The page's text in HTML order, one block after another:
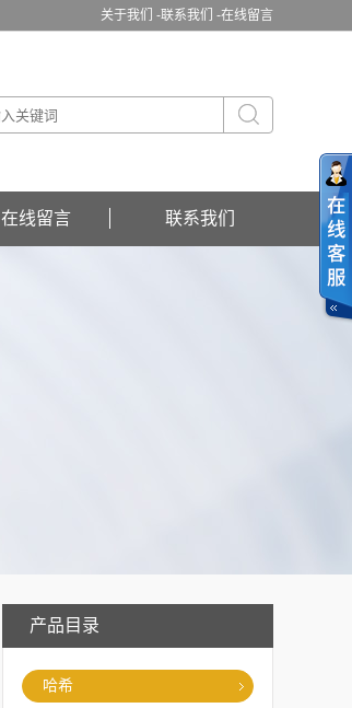
关于我们 -联系我们 -在线留言
在线留言 联系我们
产品目录
哈希